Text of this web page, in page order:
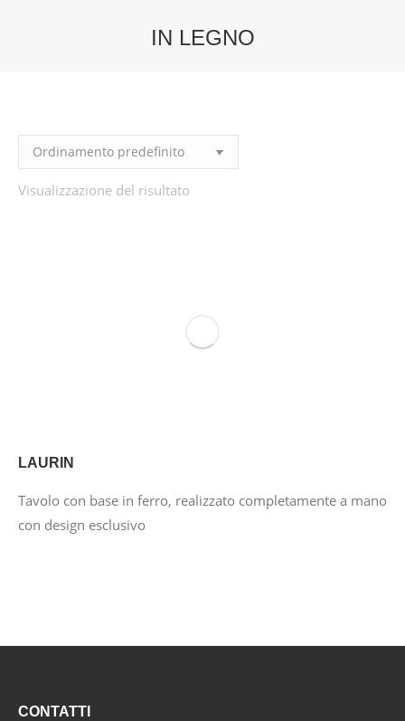
IN LEGNO
Visualizzazione del risultato
LAURIN
Tavolo con base in ferro, realizzato completamente a mano
con design esclusivo
CONTATTI